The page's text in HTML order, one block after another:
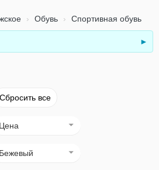
Обувь Спортивная обувь
►
Сбросить все
Цена
Бежевый